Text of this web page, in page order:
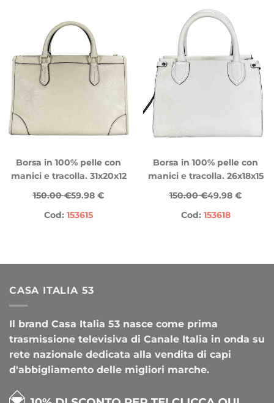
Borsa in 100% pelle con
manici e tracolla. 31x20x12
150.00 €59.98 €
Cod: 153615
Borsa in 100% pelle con
manici e tracolla. 26x18x15
150.00 €49.98 €
Cod: 153618
CASA ITALIA 53
Il brand Casa Italia 53 nasce come prima
trasmissione televisiva di Canale Italia in onda su
rete nazionale dedicata alla vendita di capi
d'abbigliamento delle migliori marche.